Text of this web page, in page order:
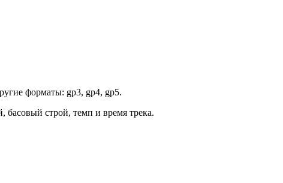
форматы: gp3, gp4, gp5.
басовый строй, темп и время трека.